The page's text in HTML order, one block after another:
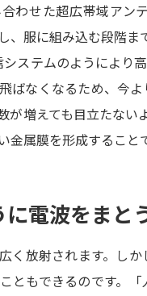
わせた超広帯域アン
、服に組み込む段階ま
システムのようにより
ばなくなるため、今
が増えても目立たな
金属膜を形成すること
電波をまと
く放射されます。し
ともできるのです。